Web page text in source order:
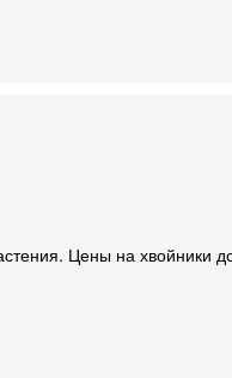
Цены на хвойники